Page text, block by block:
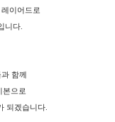
이어드로
니다.
함께
본으로
되겠습니다.